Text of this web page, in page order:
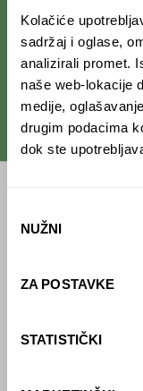
Kolačiće
sadržaj i oglase,
analizirali promet.
naše web-lokacije
medije,
drugim podacima
dok ste
pristanka
NUŽNI
ZA POSTAVKE
STATISTIČKI
reportaže i
propusti
kulture